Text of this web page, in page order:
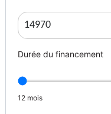
Durée du financement
12 mois